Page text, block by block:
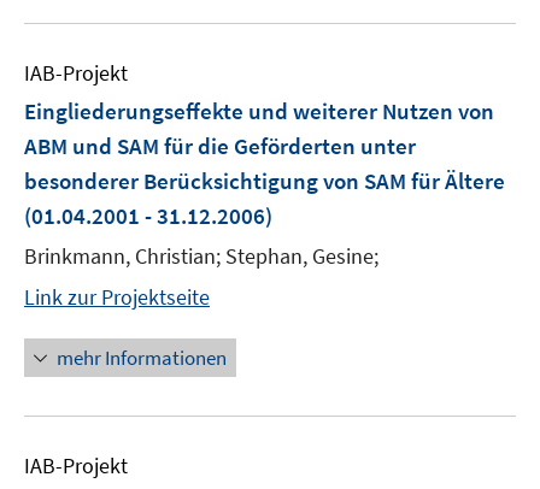
IAB-Projekt
Eingliederungseffekte und weiterer Nutzen von
ABM und SAM für die Geförderten unter
besonderer Berücksichtigung von SAM für Ältere
(01.04.2001 - 31.12.2006)
Brinkmann, Christian; Stephan, Gesine;
Link zur Projektseite
mehr Informationen
IAB-Projekt